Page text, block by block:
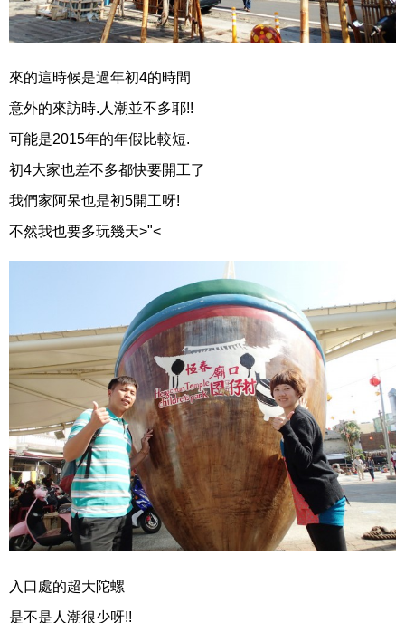
來的這時候是過年初4的時間
意外的來訪時.人潮並不多耶!!
可能是2015年的年假比較短.
初4大家也差不多都快要開工了
我們家阿呆也是初5開工呀!
不然我也要多玩幾天>"<
入口處的超大陀螺
是不是人潮很少呀!!